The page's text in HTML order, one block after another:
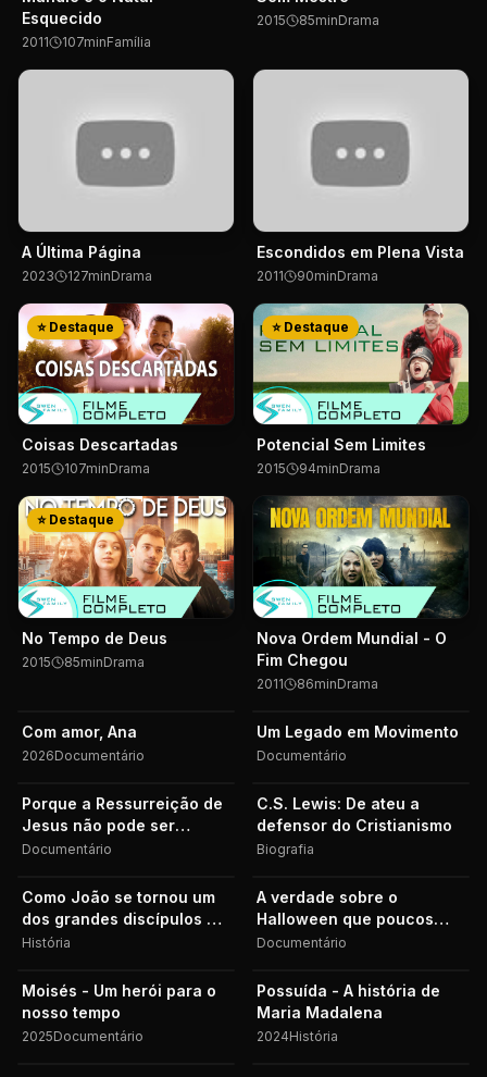
Esquecido
2011 107minFamília
2015 85minDrama
A Última Página
2023 127minDrama
Escondidos em Plena Vista
2011 90minDrama
⭐ Destaque
Coisas Descartadas
2015 107minDrama
⭐ Destaque
Potencial Sem Limites
2015 94minDrama
⭐ Destaque
No Tempo de Deus
2015 85minDrama
Nova Ordem Mundial - O
Fim Chegou
2011 86minDrama
Com amor, Ana
2026Documentário
Um Legado em Movimento
Documentário
Porque a Ressurreição de
Jesus não pode ser
ignorada
Documentário
C.S. Lewis: De ateu a
defensor do Cristianismo
Biografia
Como João se tornou um
dos grandes discípulos de
Cristo
História
A verdade sobre o
Halloween que poucos
cristãos conhecem
Documentário
Moisés - Um herói para o
nosso tempo
2025Documentário
Possuída - A história de
Maria Madalena
2024História